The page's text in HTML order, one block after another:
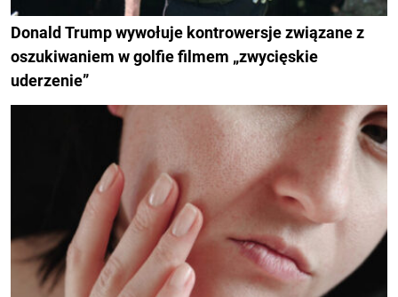
Donald Trump wywołuje kontrowersje związane z
oszukiwaniem w golfie filmem „zwycięskie
uderzenie”